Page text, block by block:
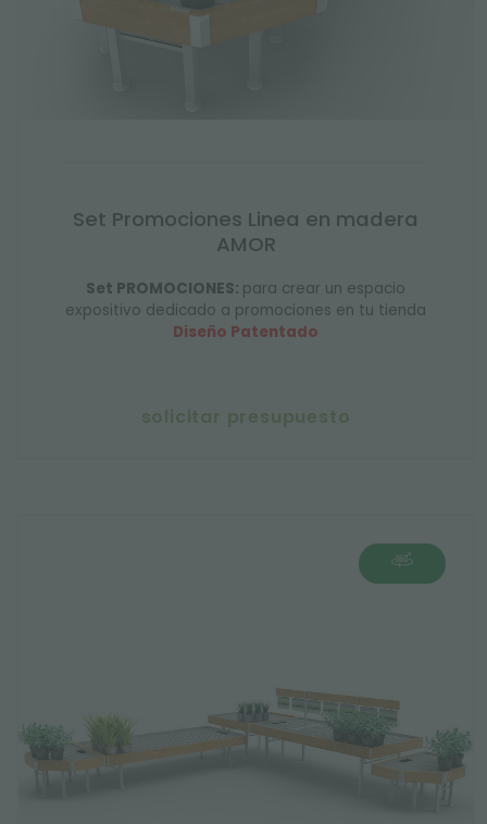
Set Promociones Linea en madera
AMOR
Set PROMOCIONES: para crear un espacio
expositivo dedicado a promociones en tu tienda
Diseño Patentado
solicitar presupuesto